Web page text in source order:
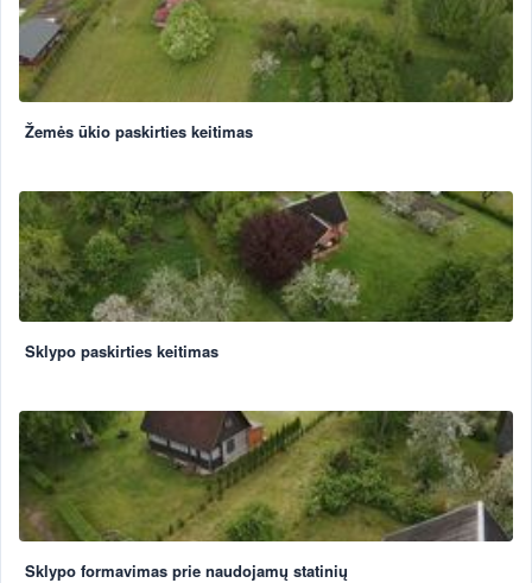
Žemės ūkio paskirties keitimas
Sklypo paskirties keitimas
Sklypo formavimas prie naudojamų statinių